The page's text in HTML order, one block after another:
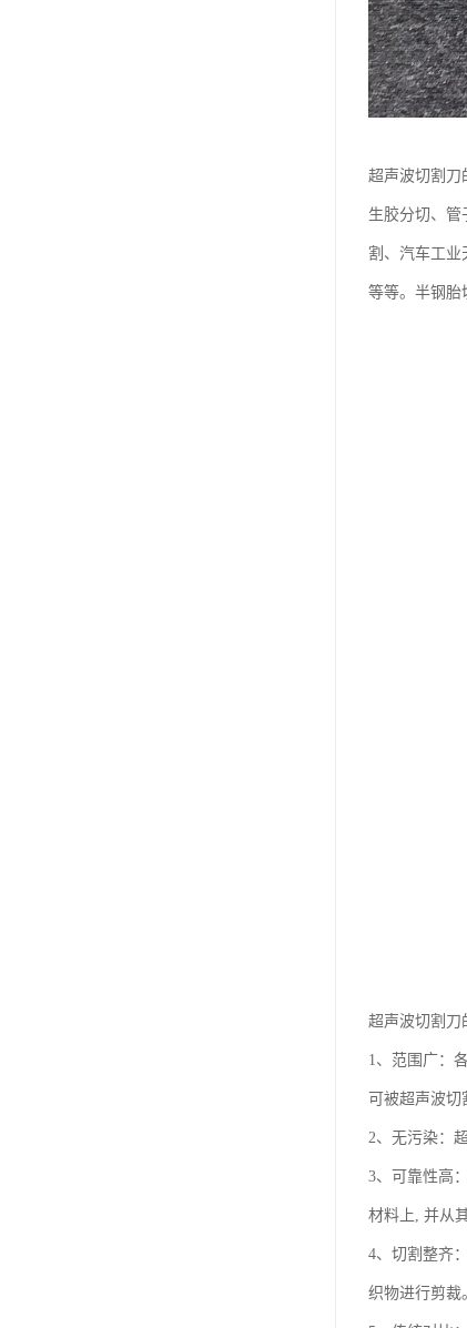
超声波切割刀
生胶分切、管
割、汽车工业
等等。半钢胎
超声波切割刀
1、范围广：
可被超声波切
2、无污染：
3、可靠性高
材料上, 并从
4、切割整齐
织物进行剪裁